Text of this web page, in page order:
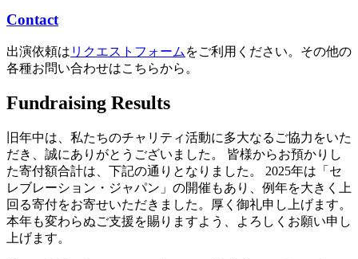
Contact
出演依頼は リクエストフォーム をご利用ください。その他の
各種お問い合わせはこちらから。
Fundraising Results
旧年中は、私たちのチャリティ活動に多大なるご協力をいた
だき、誠にありがとうございました。 皆様からお預かりし
た寄付額合計は、下記の通りとなりました。 2025年は「セ
レブレーション・ジャパン」の開催もあり、例年を大きく上
回る寄付をお寄せいただきました。厚く御礼申し上げます。
本年も変わらぬご支援を賜りますよう、よろしくお願い申し
上げます。